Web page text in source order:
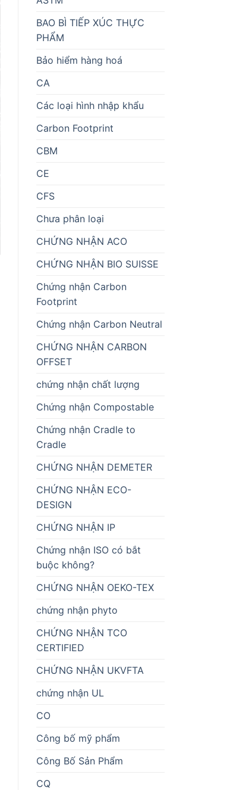
BAO BÌ TIẾP XÚC THỰC
PHẨM
Bảo hiểm hàng hoá
CA
Các loại hình nhập khẩu
Carbon Footprint
CBM
CE
CFS
Chưa phân loại
CHỨNG NHẬN ACO
CHỨNG NHẬN BIO SUISSE
Chứng nhận Carbon
Footprint
Chứng nhận Carbon Neutral
CHỨNG NHẬN CARBON
OFFSET
chứng nhận chất lượng
Chứng nhận Compostable
Chứng nhận Cradle to
Cradle
CHỨNG NHẬN DEMETER
CHỨNG NHẬN ECO-
DESIGN
CHỨNG NHẬN IP
Chứng nhận ISO có bắt
buộc không?
CHỨNG NHẬN OEKO-TEX
chứng nhận phyto
CHỨNG NHẬN TCO
CERTIFIED
CHỨNG NHẬN UKVFTA
chứng nhận UL
CO
Công bố mỹ phẩm
Công Bố Sản Phẩm
CQ